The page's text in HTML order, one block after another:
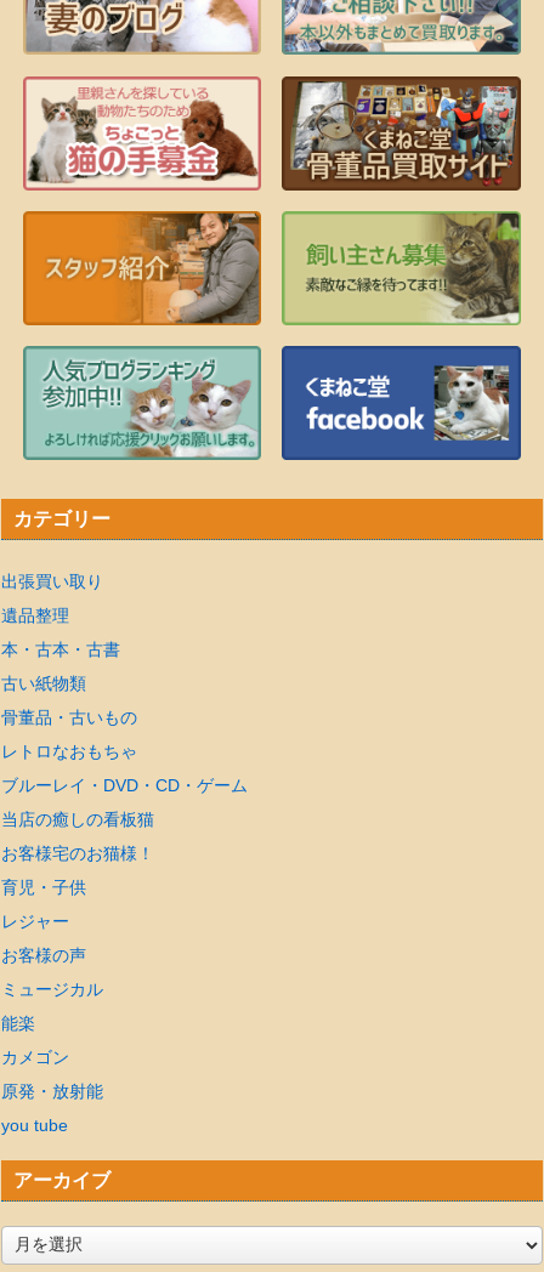
カテゴリー
出張買い取り
遺品整理
本・古本・古書
古い紙物類
骨董品・古いもの
レトロなおもちゃ
ブルーレイ・DVD・CD・ゲーム
当店の癒しの看板猫
お客様宅のお猫様！
育児・子供
レジャー
お客様の声
ミュージカル
能楽
カメゴン
原発・放射能
you tube
アーカイブ